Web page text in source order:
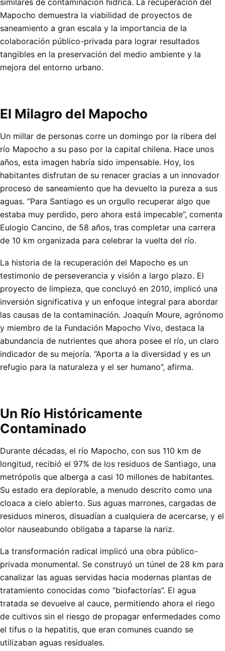
Mapocho demuestra la viabilidad de proyectos de
saneamiento a gran escala y la importancia de la
colaboración público-privada para lograr resultados
tangibles en la preservación del medio ambiente y la
mejora del entorno urbano.
El Milagro del Mapocho
Un millar de personas corre un domingo por la ribera del
río Mapocho a su paso por la capital chilena. Hace unos
años, esta imagen habría sido impensable. Hoy, los
habitantes disfrutan de su renacer gracias a un innovador
proceso de saneamiento que ha devuelto la pureza a sus
aguas. “Para Santiago es un orgullo recuperar algo que
estaba muy perdido, pero ahora está impecable”, comenta
Eulogio Cancino, de 58 años, tras completar una carrera
de 10 km organizada para celebrar la vuelta del río.
La historia de la recuperación del Mapocho es un
testimonio de perseverancia y visión a largo plazo. El
proyecto de limpieza, que concluyó en 2010, implicó una
inversión significativa y un enfoque integral para abordar
las causas de la contaminación. Joaquín Moure, agrónomo
y miembro de la Fundación Mapocho Vivo, destaca la
abundancia de nutrientes que ahora posee el río, un claro
indicador de su mejoría. “Aporta a la diversidad y es un
refugio para la naturaleza y el ser humano”, afirma.
Un Río Históricamente
Contaminado
Durante décadas, el río Mapocho, con sus 110 km de
longitud, recibió el 97% de los residuos de Santiago, una
metrópolis que alberga a casi 10 millones de habitantes.
Su estado era deplorable, a menudo descrito como una
cloaca a cielo abierto. Sus aguas marrones, cargadas de
residuos mineros, disuadían a cualquiera de acercarse, y el
olor nauseabundo obligaba a taparse la nariz.
La transformación radical implicó una obra público-
privada monumental. Se construyó un túnel de 28 km para
canalizar las aguas servidas hacia modernas plantas de
tratamiento conocidas como “biofactorías”. El agua
tratada se devuelve al cauce, permitiendo ahora el riego
de cultivos sin el riesgo de propagar enfermedades como
el tifus o la hepatitis, que eran comunes cuando se
utilizaban aguas residuales.